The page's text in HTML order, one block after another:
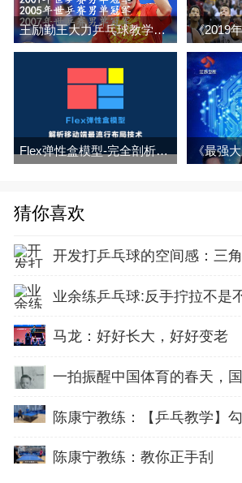
王励勤王大力乒乓球教学与实战视频合集 百度网盘下载
Flex弹性盒模型-完全剖析移动端最流行布局技术
猜你喜欢
马龙：好好长大，好好变老
陈康宁教练：【乒乓教学】
陈康宁教练：教你正手刮